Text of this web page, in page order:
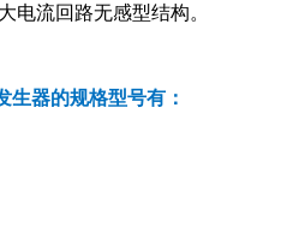
电流回路无感型结构。
生器的规格型号有：